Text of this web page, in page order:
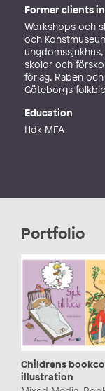
Former clients
Workshops och
och
skolor och
förlag, Rabén
Göteborgs
Education
Hdk MFA
Portfolio
Childrens
illustration